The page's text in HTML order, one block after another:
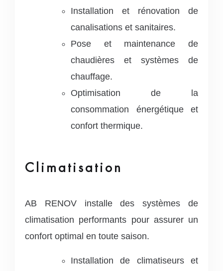
Installation et rénovation de
canalisations et sanitaires.
Pose et maintenance de
chaudières et systèmes de
chauffage.
Optimisation de la
consommation énergétique et
confort thermique.
Climatisation
AB RENOV installe des systèmes de
climatisation performants pour assurer un
confort optimal en toute saison.
Installation de climatiseurs et